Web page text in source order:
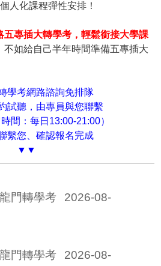
人化課程彈性安排！
五專插大轉學考，輕鬆銜接大學課
不如給自己半年時間準備五專插大
學考網路諮詢免排隊
試聽，由專員與您聯繫
間：每日13:00-21:00）
繫您、確認報名完成
▼▼
門轉學考
2026-08-
門轉學考
2026-08-